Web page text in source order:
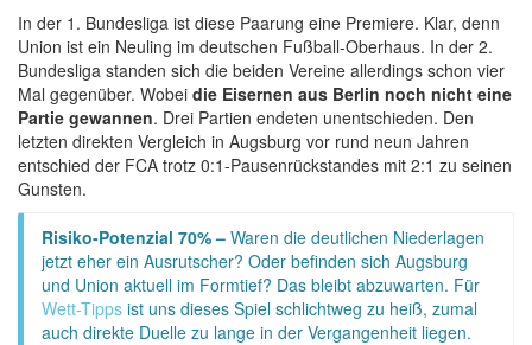
In der 1. Bundesliga ist diese Paarung eine Premiere. Klar, denn
Union ist ein Neuling im deutschen Fußball-Oberhaus. In der 2.
Bundesliga standen sich die beiden Vereine allerdings schon vier
Mal gegenüber. Wobei die Eisernen aus Berlin noch nicht eine
Partie gewannen. Drei Partien endeten unentschieden. Den
letzten direkten Vergleich in Augsburg vor rund neun Jahren
entschied der FCA trotz 0:1-Pausenrückstandes mit 2:1 zu seinen
Gunsten.
Risiko-Potenzial 70% – Waren die deutlichen Niederlagen
jetzt eher ein Ausrutscher? Oder befinden sich Augsburg
und Union aktuell im Formtief? Das bleibt abzuwarten. Für
Wett-Tipps ist uns dieses Spiel schlichtweg zu heiß, zumal
auch direkte Duelle zu lange in der Vergangenheit liegen.